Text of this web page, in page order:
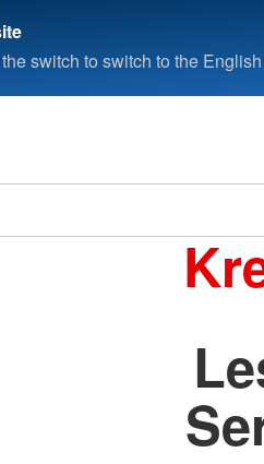
switch to switch to the